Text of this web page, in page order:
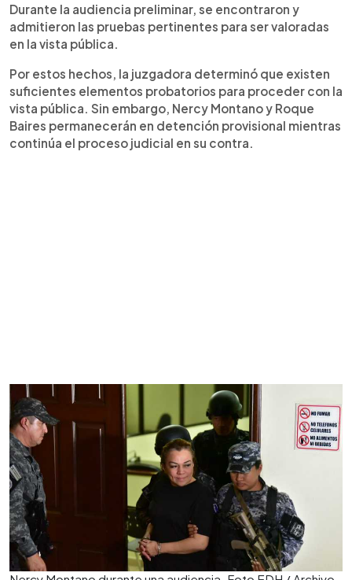
Durante la audiencia preliminar, se encontraron y
admitieron las pruebas pertinentes para ser valoradas
en la vista pública.
Por estos hechos, la juzgadora determinó que existen
suficientes elementos probatorios para proceder con la
vista pública. Sin embargo, Nercy Montano y Roque
Baires permanecerán en detención provisional mientras
continúa el proceso judicial en su contra.